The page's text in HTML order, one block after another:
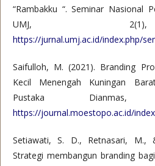
“Rambakku “. Seminar Nasional
UMJ,
https://jurnal.umj.ac.id/index.php/
Saifulloh, M. (2021). Branding
Kecil Menengah Kuningan
Pustaka
https://journal.moestopo.ac.id/
Setiawati, S. D., Retnasari, M.,
Strategi membangun branding